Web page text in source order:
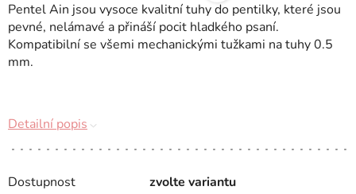
Dostupnost
zvolte variantu
Pentel Ain jsou vysoce kvalitní tuhy do pentilky, které jsou
pevné, nelámavé a přináší pocit hladkého psaní.
Kompatibilní se všemi mechanickými tužkami na tuhy 0.5
mm.
Detailní popis